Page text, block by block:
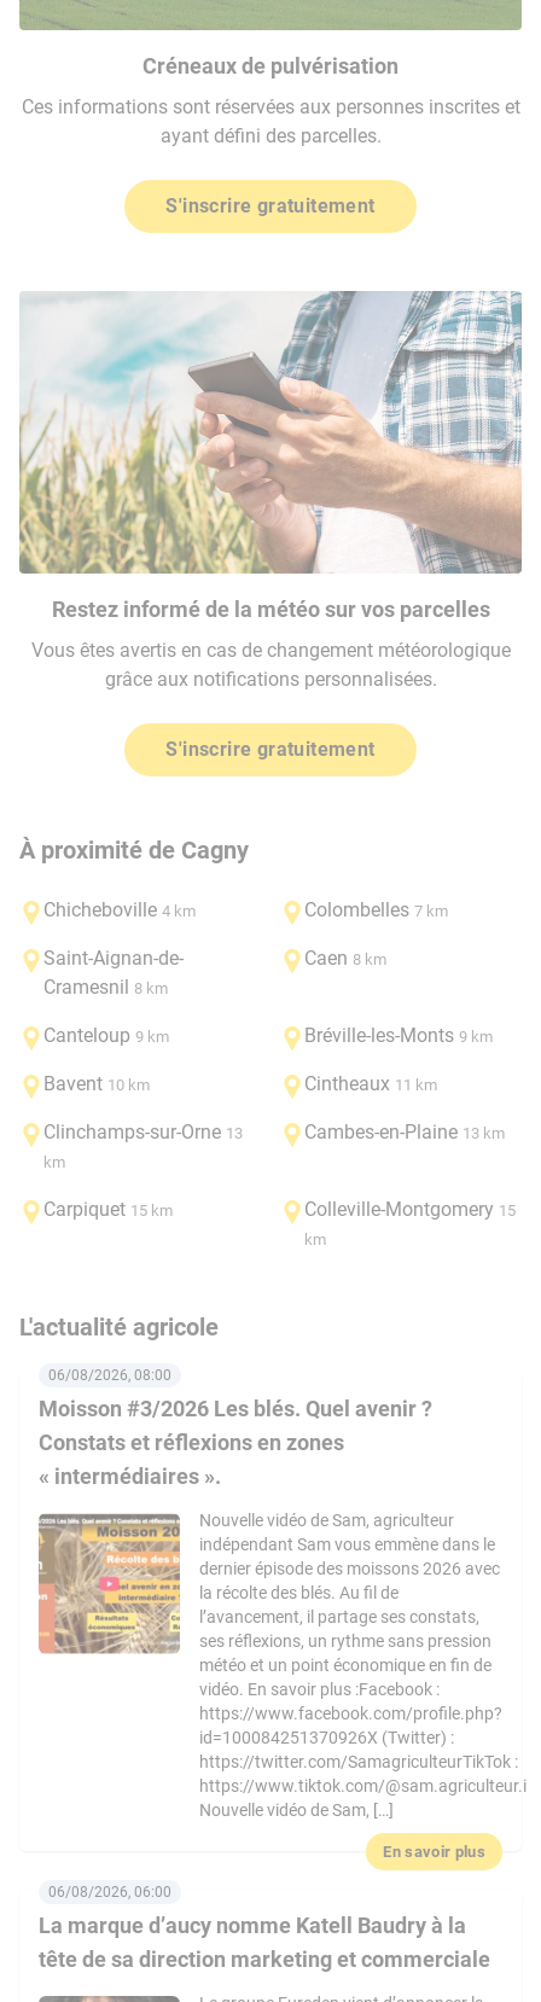
Créneaux de pulvérisation
Ces informations sont réservées aux personnes inscrites et
ayant défini des parcelles.
S'inscrire gratuitement
Restez informé de la météo sur vos parcelles
Vous êtes avertis en cas de changement météorologique
grâce aux notifications personnalisées.
S'inscrire gratuitement
À proximité de Cagny
Chicheboville 4 km Colombelles 7 km
Saint-Aignan-de-
Cramesnil 8 km
Caen 8 km
Canteloup 9 km Bréville-les-Monts 9 km
Bavent 10 km Cintheaux 11 km
Clinchamps-sur-Orne 13
km
Cambes-en-Plaine 13 km
Carpiquet 15 km Colleville-Montgomery 15
km
L'actualité agricole
Moisson #3/2026 Les blés. Quel avenir ?
Constats et réflexions en zones
« intermédiaires ».
06/08/2026, 08:00
Nouvelle vidéo de Sam, agriculteur
indépendant Sam vous emmène dans le
dernier épisode des moissons 2026 avec
la récolte des blés. Au fil de
l’avancement, il partage ses constats,
ses réflexions, un rythme sans pression
météo et un point économique en fin de
vidéo. En savoir plus :Facebook :
https://www.facebook.com/profile.php?
id=100084251370926X (Twitter) :
https://twitter.com/SamagriculteurTikTok :
https://www.tiktok.com/@sam.agriculteur.i
Nouvelle vidéo de Sam, […]
En savoir plus
La marque d’aucy nomme Katell Baudry à la
tête de sa direction marketing et commerciale
06/08/2026, 06:00